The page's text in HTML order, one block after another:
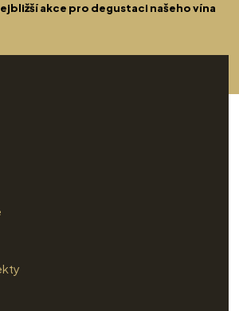
akce pro degustaci našeho vína